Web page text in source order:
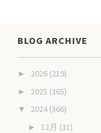
BLOG ARCHIVE
► 2026 (219)
► 2025 (365)
▼ 2024 (366)
► 12月 (31)